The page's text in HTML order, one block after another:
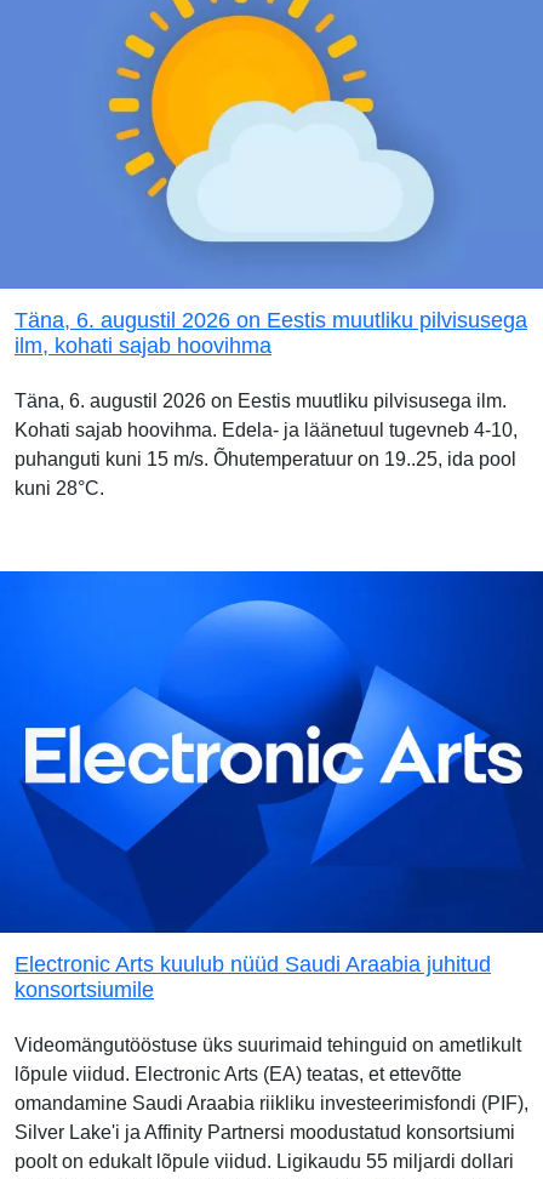
Täna, 6. augustil 2026 on Eestis muutliku pilvisusega
ilm, kohati sajab hoovihma
Täna, 6. augustil 2026 on Eestis muutliku pilvisusega ilm.
Kohati sajab hoovihma. Edela- ja läänetuul tugevneb 4-10,
puhanguti kuni 15 m/s. Õhutemperatuur on 19..25, ida pool
kuni 28°C.
Electronic Arts kuulub nüüd Saudi Araabia juhitud
konsortsiumile
Videomängutööstuse üks suurimaid tehinguid on ametlikult
lõpule viidud. Electronic Arts (EA) teatas, et ettevõtte
omandamine Saudi Araabia riikliku investeerimisfondi (PIF),
Silver Lake'i ja Affinity Partnersi moodustatud konsortsiumi
poolt on edukalt lõpule viidud. Ligikaudu 55 miljardi dollari